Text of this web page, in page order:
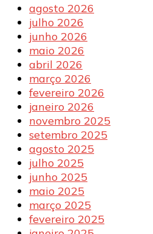
agosto 2026
julho 2026
junho 2026
maio 2026
abril 2026
março 2026
fevereiro 2026
janeiro 2026
novembro 2025
setembro 2025
agosto 2025
julho 2025
junho 2025
maio 2025
março 2025
fevereiro 2025